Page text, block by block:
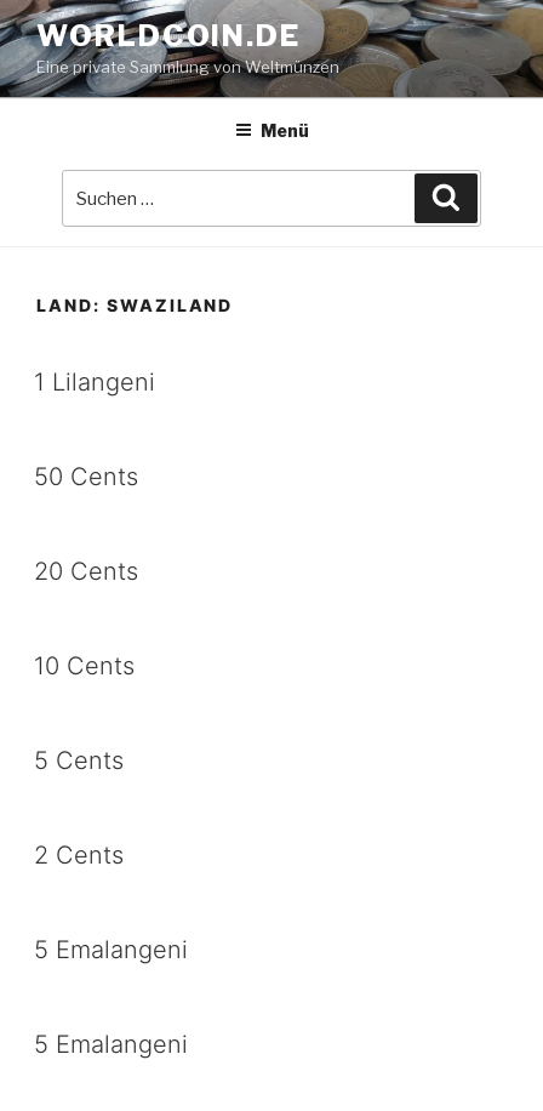
Zum
Inhalt
springen
WORLDCOIN.DE
Eine private Sammlung von Weltmünzen
Menü
LAND: SWAZILAND
1 Lilangeni
50 Cents
20 Cents
10 Cents
5 Cents
2 Cents
5 Emalangeni
5 Emalangeni